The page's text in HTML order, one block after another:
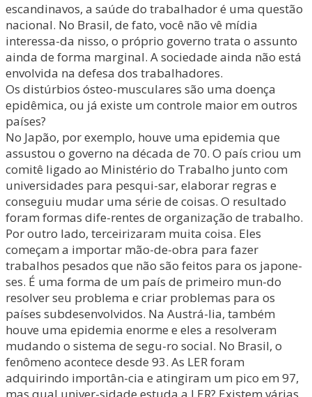
escandinavos, a saúde do trabalhador é uma questão
nacional. No Brasil, de fato, você não vê mídia
interessa-da nisso, o próprio governo trata o assunto
ainda de forma marginal. A sociedade ainda não está
envolvida na defesa dos trabalhadores.
Os distúrbios ósteo-musculares são uma doença
epidêmica, ou já existe um controle maior em outros
países?
No Japão, por exemplo, houve uma epidemia que
assustou o governo na década de 70. O país criou um
comitê ligado ao Ministério do Trabalho junto com
universidades para pesqui-sar, elaborar regras e
conseguiu mudar uma série de coisas. O resultado
foram formas dife-rentes de organização de trabalho.
Por outro lado, terceirizaram muita coisa. Eles
começam a importar mão-de-obra para fazer
trabalhos pesados que não são feitos para os japone-
ses. É uma forma de um país de primeiro mun-do
resolver seu problema e criar problemas para os
países subdesenvolvidos. Na Austrá-lia, também
houve uma epidemia enorme e eles a resolveram
mudando o sistema de segu-ro social. No Brasil, o
fenômeno acontece desde 93. As LER foram
adquirindo importân-cia e atingiram um pico em 97,